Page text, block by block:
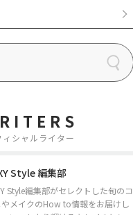
ィシャルライター
Style 編集部
Style編集部がセレクトした旬のコ
やメイクのHow to情報をお届けし